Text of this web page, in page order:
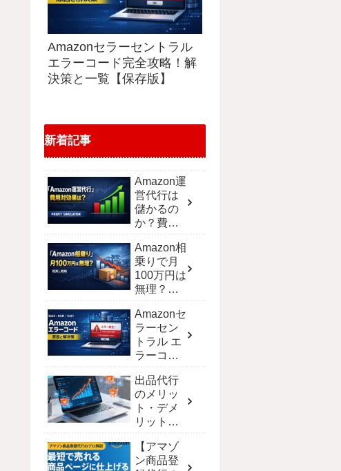
Amazonセラーセントラル
エラーコード完全攻略！解
決策と一覧【保存版】
新着記事
Amazon運
営代行は
儲かるの
か？費用
シミュレ
ーション
で徹底解
剖
Amazon相
乗りで月
100万円は
無理？現
する戦略
Amazonセ
ラーセン
トラル エ
ラーコー
略！解決
策と一覧
【保存
版】
出品代行
のメリッ
ト・デメ
リット｜
別の費用
と選び方
【アマゾ
ン商品登